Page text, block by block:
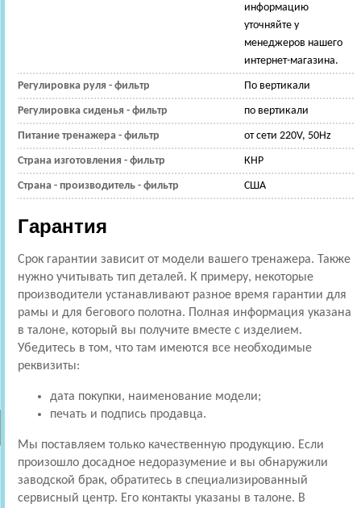
информацию
уточняйте у
менеджеров нашего
интернет-магазина.
Регулировка руля - фильтр По вертикали
Регулировка сиденья - фильтр по вертикали
Питание тренажера - фильтр от сети 220V, 50Hz
Страна изготовления - фильтр КНР
Страна - производитель - фильтр США
Гарантия
Срок гарантии зависит от модели вашего тренажера. Также
нужно учитывать тип деталей. К примеру, некоторые
производители устанавливают разное время гарантии для
рамы и для бегового полотна. Полная информация указана
в талоне, который вы получите вместе с изделием.
Убедитесь в том, что там имеются все необходимые
реквизиты:
дата покупки, наименование модели;
печать и подпись продавца.
Мы поставляем только качественную продукцию. Если
произошло досадное недоразумение и вы обнаружили
заводской брак, обратитесь в специализированный
сервисный центр. Его контакты указаны в талоне. В